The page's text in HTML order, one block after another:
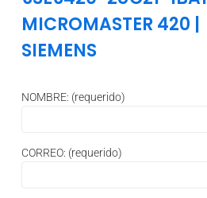
MICROMASTER 420 |
SIEMENS
NOMBRE: (requerido)
CORREO: (requerido)